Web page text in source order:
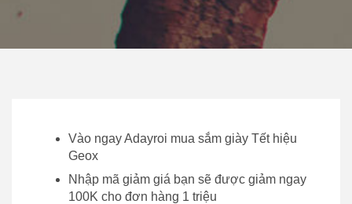
Vào ngay Adayroi mua sắm giày Tết hiệu
Geox
Nhập mã giảm giá bạn sẽ được giảm ngay
100K cho đơn hàng 1 triệu